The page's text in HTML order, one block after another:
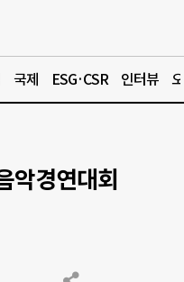
국제 ESG·CSR 인터뷰
악경연대회